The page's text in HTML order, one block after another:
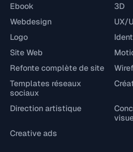
Ebook
3D
Webdesign
UX/
Logo
Site Web
Refonte complète de site
Templates réseaux
sociaux
Direction artistique
Creative ads